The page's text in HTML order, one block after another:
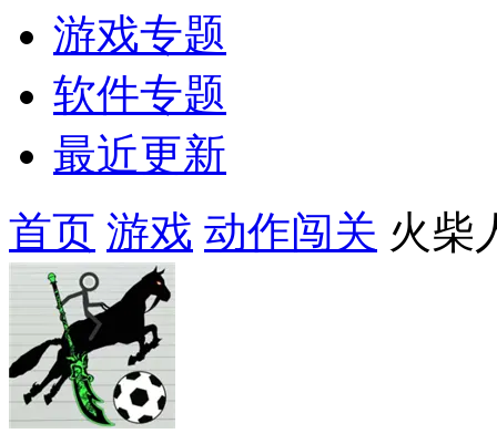
游戏专题
软件专题
最近更新
首页 游戏 动作闯关 火柴